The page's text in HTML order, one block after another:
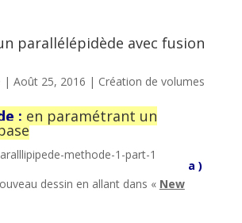
parallélépidède avec fusion
| Août 25, 2016 | Création de volumes
: en paramétrant un
a )
dessin en allant dans « New